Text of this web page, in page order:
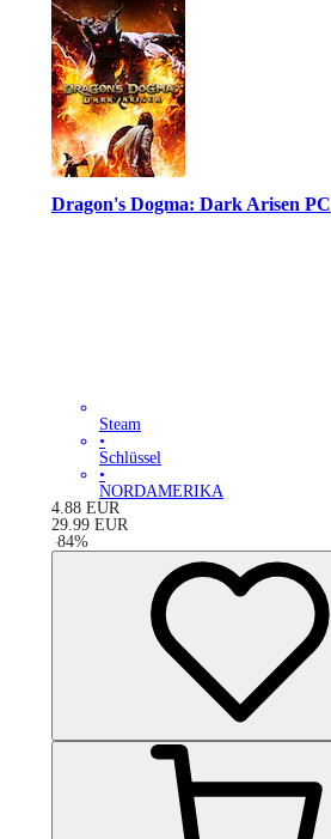
Dragon's Dogma: Dark Arisen PC
Steam
•
Schlüssel
•
NORDAMERIKA
4.88 EUR
29.99 EUR
-84%